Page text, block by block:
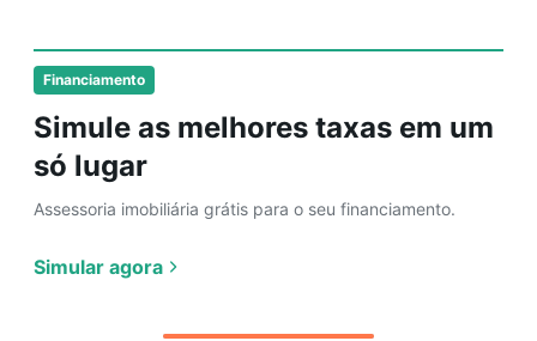
Financiamento
Simule as melhores taxas em um
só lugar
Assessoria imobiliária grátis para o seu financiamento.
Simular agora